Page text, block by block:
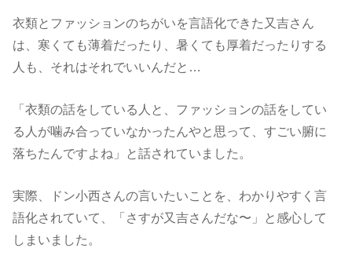
衣類とファッションのちがいを言語化できた又吉さん
は、寒くても薄着だったり、暑くても厚着だったりする
人も、それはそれでいいんだと…
「衣類の話をしている人と、ファッションの話をしてい
る人が噛み合っていなかったんやと思って、すごい腑に
落ちたんですよね」と話されていました。
実際、ドン小西さんの言いたいことを、わかりやすく言
語化されていて、「さすが又吉さんだな〜」と感心して
しまいました。